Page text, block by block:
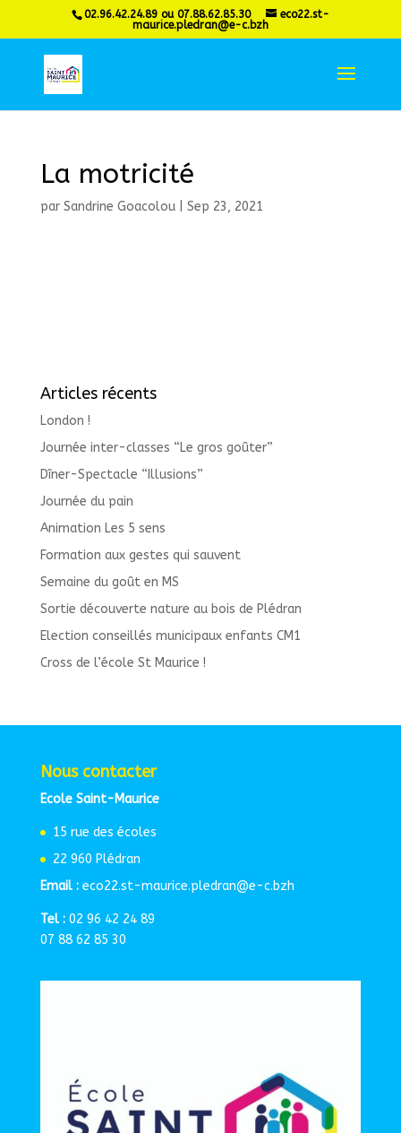
02.96.42.24.89 ou 07.88.62.85.30
eco22.st-
maurice.pledran@e-c.bzh
La motricité
par Sandrine Goacolou| Sep 23, 2021
Articles récents
London !
Journée inter-classes “Le gros goûter”
Dîner-Spectacle “Illusions”
Journée du pain
Animation Les 5 sens
Formation aux gestes qui sauvent
Semaine du goût en MS
Sortie découverte nature au bois de Plédran
Election conseillés municipaux enfants CM1
Cross de l’école St Maurice !
Nous contacter
Ecole Saint-Maurice
15 rue des écoles
22 960 Plédran
Email :eco22.st-maurice.pledran@e-c.bzh
Tel :02 96 42 24 89
07 88 62 85 30